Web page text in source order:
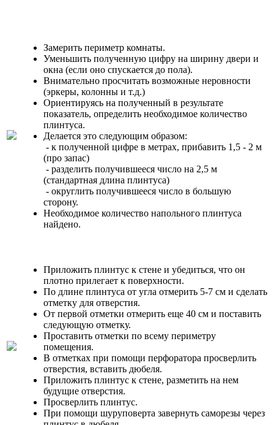
Замерить периметр комнаты.
Уменьшить полученную цифру на ширину двери и
окна (если оно спускается до пола).
Внимательно просчитать возможные неровности
(эркеры, колонны и т.д.)
Ориентируясь на полученный в результате
показатель, определить необходимое количество
плинтуса.
Делается это следующим образом:
- к полученной цифре в метрах, прибавить 1,5 - 2 м
(про запас)
- разделить получившееся число на 2,5 м
(стандартная длина плинтуса)
- округлить получившееся число в большую
сторону.
Необходимое количество напольного плинтуса
найдено.
Приложить плинтус к стене и убедиться, что он
плотно прилегает к поверхности.
По длине плинтуса от угла отмерить 5-7 см и сделать
отметку для отверстия.
От первой отметки отмерить еще 40 см и поставить
следующую отметку.
Проставить отметки по всему периметру
помещения.
В отметках при помощи перфоратора просверлить
отверстия, вставить дюбеля.
Приложить плинтус к стене, разметить на нем
будущие отверстия.
Просверлить плинтус.
При помощи шуруповерта завернуть саморезы через